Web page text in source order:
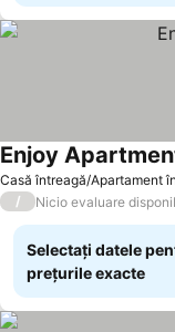
Casă întreagă/Apartament
Enjoy
/ Nicio evaluare
Selectați datele
prețurile exacte